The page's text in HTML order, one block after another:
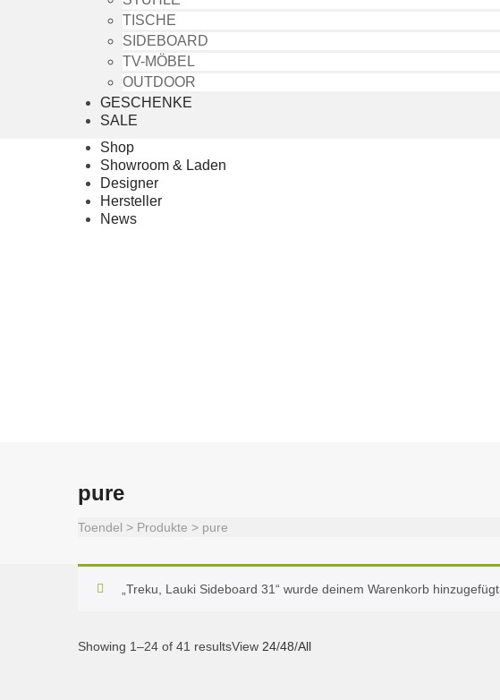
TISCHE
SIDEBOARD
TV-MÖBEL
OUTDOOR
GESCHENKE
SALE
Shop
Showroom & Laden
Designer
Hersteller
News
pure
Toendel > Produkte > pure
„Treku, Lauki Sideboard 31“ wurde deinem Warenkorb hinzugefügt.
Showing 1–24 of 41 resultsView 24/48/All